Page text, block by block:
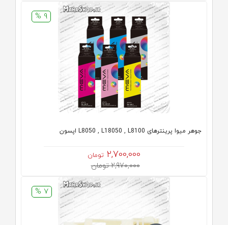
9 %
جوهر میوا پرینترهای L8050 , L18050 , L8100 اپسون
2,700,000 تومان
2,970,000 تومان
7 %